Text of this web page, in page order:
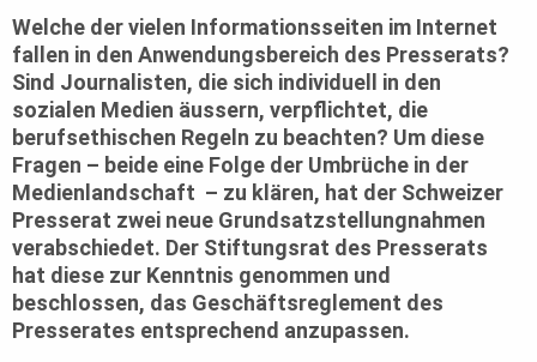
Welche der vielen Informationsseiten im Internet
fallen in den Anwendungsbereich des Presserats?
Sind Journalisten, die sich individuell in den
sozialen Medien äussern, verpflichtet, die
berufsethischen Regeln zu beachten? Um diese
Fragen – beide eine Folge der Umbrüche in der
Medienlandschaft – zu klären, hat der Schweizer
Presserat zwei neue Grundsatzstellungnahmen
verabschiedet. Der Stiftungsrat des Presserats
hat diese zur Kenntnis genommen und
beschlossen, das Geschäftsreglement des
Presserates entsprechend anzupassen.